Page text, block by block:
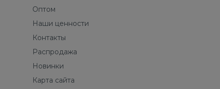
Оптом
Наши ценности
Контакты
Распродажа
Новинки
Карта сайта